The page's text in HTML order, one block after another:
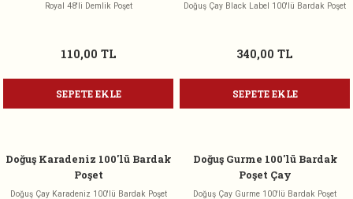
Royal 48'li Demlik Poşet
110,00 TL
SEPETE EKLE
Doğuş Çay Black Label 100'lü Bardak Poşet
340,00 TL
SEPETE EKLE
Doğuş Karadeniz 100'lü Bardak
Poşet
Doğuş Çay Karadeniz 100'lü Bardak Poşet
Doğuş Gurme 100'lü Bardak
Poşet Çay
Doğuş Çay Gurme 100'lü Bardak Poşet